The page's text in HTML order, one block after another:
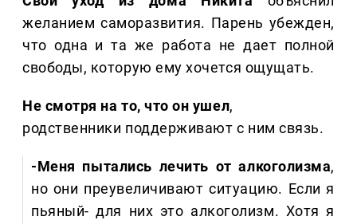
желанием саморазвития. Парень убежден,
что одна и та же работа не дает полной
свободы, которую ему хочется ощущать.
Не смотря на то, что он ушел,
родственники поддерживают с ним связь.
-Меня пытались лечить от алкоголизма,
но они преувеличивают ситуацию. Если я
пьяный- для них это алкоголизм. Хотя я